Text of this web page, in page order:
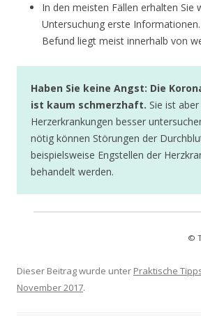
In den meisten Fällen erhalten Sie
Untersuchung erste
Befund liegt meist innerhalb von
Haben Sie keine Angst: Die
ist kaum schmerzhaft. Sie ist
Herzerkrankungen besser
nötig können Störungen der
beispielsweise Engstellen der
behandelt werden.
©
Dieser Beitrag wurde unter Praktische
November 2017.